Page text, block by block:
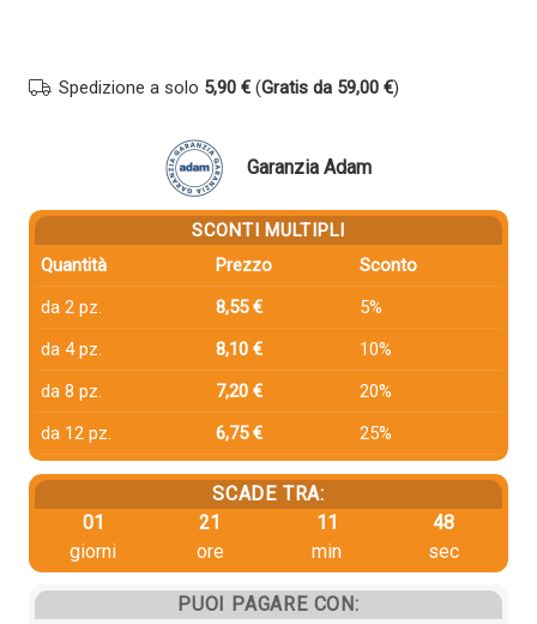
CIANO
Spedizione a solo 5,90 € (Gratis da 59,00 €)
Garanzia Adam
SCONTI MULTIPLI
Quantità
Prezzo
Sconto
da 2 pz.
8,55 €
5%
da 4 pz.
8,10 €
10%
da 8 pz.
7,20 €
20%
da 12 pz.
6,75 € 25%
SCADE TRA:
01
giorni
21
ore
11
min
48
sec
PUOI PAGARE CON: